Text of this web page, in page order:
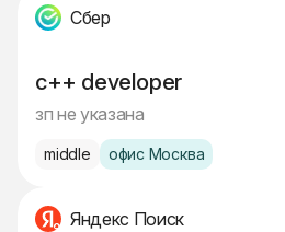
Сбер
c++ developer
зп не указана
middle офис Москва
Яндекс Поиск